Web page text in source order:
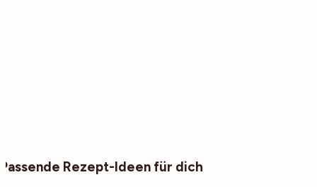
Passende Rezept-Ideen für dich